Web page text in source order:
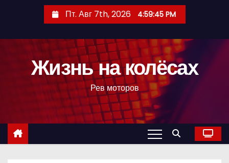
с
Пт. Авг 7th, 2026 4:59:46 PM
Жизнь на колёсах
Рев моторов